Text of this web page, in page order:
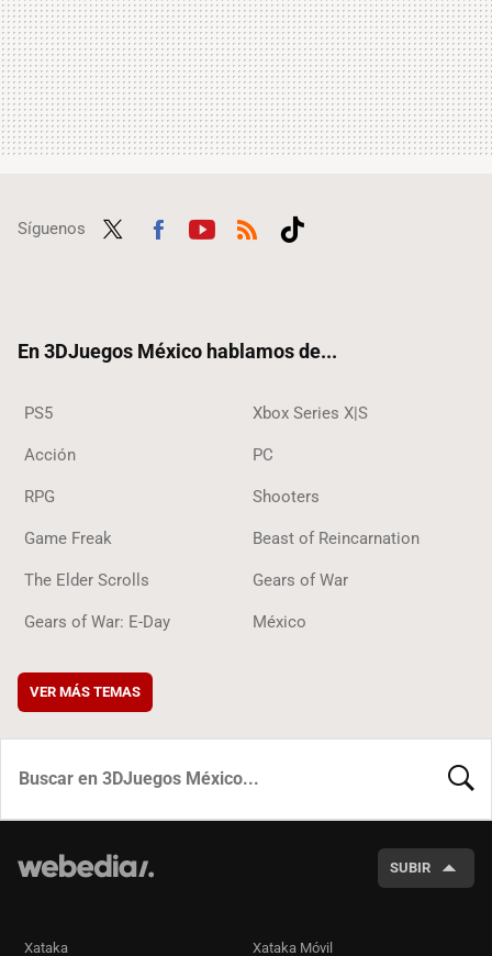
Síguenos
En 3DJuegos México hablamos de...
PS5 Xbox Series X|S
Acción PC
RPG Shooters
Game Freak Beast of Reincarnation
The Elder Scrolls Gears of War
Gears of War: E-Day México
VER MÁS TEMAS
SUBIR
Xataka Xataka Móvil